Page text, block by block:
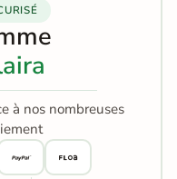
à nos nombreuses